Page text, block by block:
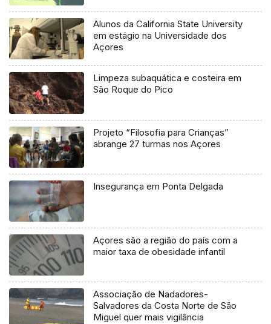
Alunos da California State University
em estágio na Universidade dos
Açores
Limpeza subaquática e costeira em
São Roque do Pico
Projeto “Filosofia para Crianças”
abrange 27 turmas nos Açores
Insegurança em Ponta Delgada
Açores são a região do país com a
maior taxa de obesidade infantil
Associação de Nadadores-
Salvadores da Costa Norte de São
Miguel quer mais vigilância